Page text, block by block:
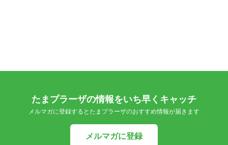
たまプラーザの情報をいち早くキャッチ
メルマガに登録するとたまプラーザのおすすめ情報が届きます
メルマガに登録